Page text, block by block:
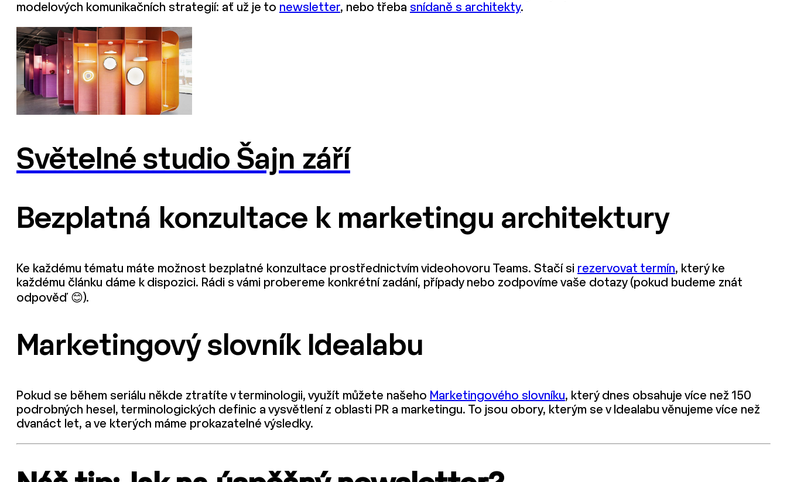
modelových komunikačních strategií: ať už je to newsletter, nebo třeba snídaně s architekty.
Světelné studio Šajn září
Bezplatná konzultace k marketingu architektury
Ke každému tématu máte možnost bezplatné konzultace prostřednictvím videohovoru Teams. Stačí si rezervovat termín, který ke
každému článku dáme k dispozici. Rádi s vámi probereme konkrétní zadání, případy nebo zodpovíme vaše dotazy (pokud budeme znát
odpověď 😊).
Marketingový slovník Idealabu
Pokud se během seriálu někde ztratíte v terminologii, využít můžete našeho Marketingového slovníku, který dnes obsahuje více než 150
podrobných hesel, terminologických definic a vysvětlení z oblasti PR a marketingu. To jsou obory, kterým se v Idealabu věnujeme více než
dvanáct let, a ve kterých máme prokazatelné výsledky.